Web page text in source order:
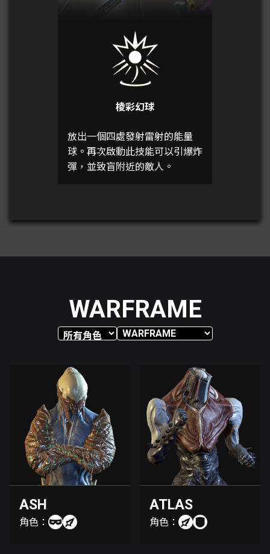
棱彩幻球
放出一個四處發射雷射的能量
球。再次啟動此技能可以引爆炸
彈，並致盲附近的敵人。
WARFRAME
ASH
角色：
ATLAS
角色：